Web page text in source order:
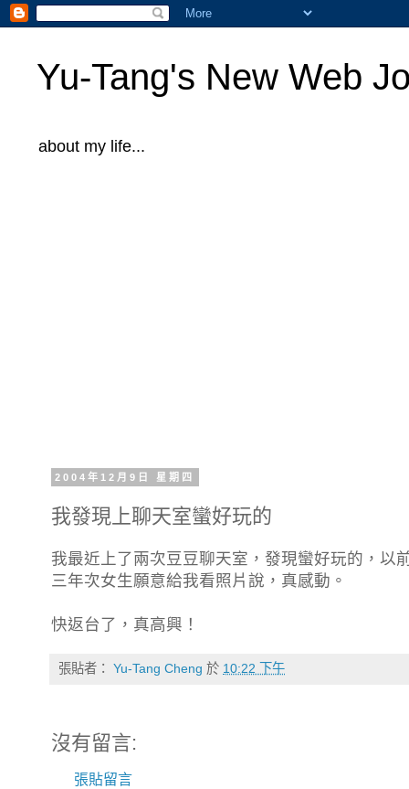
Yu-Tang's New Web
about my life...
2004年12月9日 星期四
我發現上聊天室蠻好玩的
我最近上了兩次豆豆聊天室，發現蠻好玩的，以
三年次女生願意給我看照片說，真感動。
快返台了，真高興！
張貼者： Yu-Tang Cheng 於 10:22 下午
沒有留言:
張貼留言